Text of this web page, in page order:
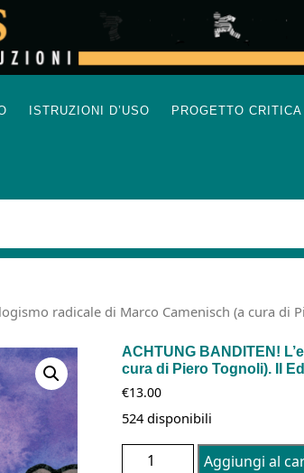
ISTRUZIONI D’USO PROGETTO
radicale di Marco Camenisch (a cura di
ACHTUNG BANDITEN!
cura di Piero Tognoli). II
€13.00
524 disponibili
ACHTUNG BANDITEN!
Aggiungi al